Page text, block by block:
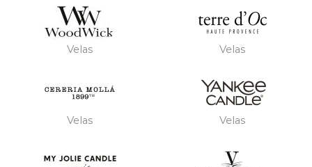
Velas Velas
Velas Velas